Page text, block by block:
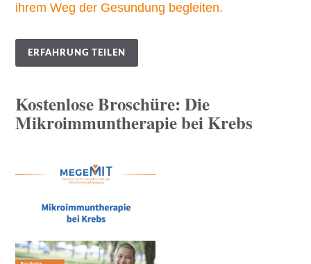
ihrem Weg der Gesundung begleiten.
ERFAHRUNG TEILEN
Kostenlose Broschüre: Die
Mikroimmuntherapie bei Krebs